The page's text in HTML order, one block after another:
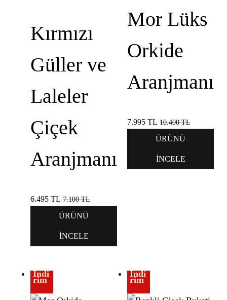
Kırmızı
Güller ve
Laleler
Çiçek
Aranjmanı
6.495 TL 7.100TL
ÜRÜNÜ
İNCELE
Mor Lüks
Orkide
Aranjmanı
7.995 TL 10.400TL
ÜRÜNÜ
İNCELE
İndi
rim
İndi
rim